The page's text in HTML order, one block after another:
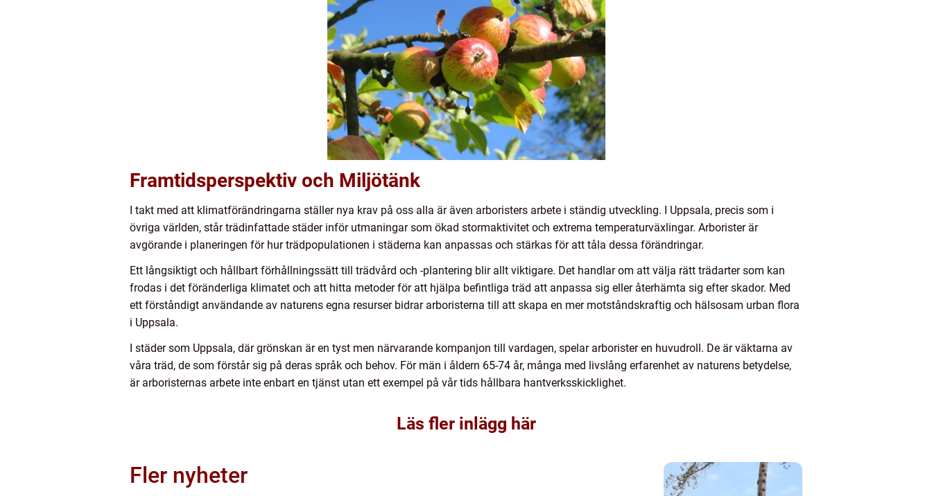
Framtidsperspektiv och Miljötänk
I takt med att klimatförändringarna ställer nya krav på oss alla är även arboristers arbete i ständig utveckling. I Uppsala, precis som i
övriga världen, står trädinfattade städer inför utmaningar som ökad stormaktivitet och extrema temperaturväxlingar. Arborister är
avgörande i planeringen för hur trädpopulationen i städerna kan anpassas och stärkas för att tåla dessa förändringar.
Ett långsiktigt och hållbart förhållningssätt till trädvård och -plantering blir allt viktigare. Det handlar om att välja rätt trädarter som kan
frodas i det föränderliga klimatet och att hitta metoder för att hjälpa befintliga träd att anpassa sig eller återhämta sig efter skador. Med
ett förståndigt användande av naturens egna resurser bidrar arboristerna till att skapa en mer motståndskraftig och hälsosam urban flora
i Uppsala.
I städer som Uppsala, där grönskan är en tyst men närvarande kompanjon till vardagen, spelar arborister en huvudroll. De är väktarna av
våra träd, de som förstår sig på deras språk och behov. För män i åldern 65-74 år, många med livslång erfarenhet av naturens betydelse,
är arboristernas arbete inte enbart en tjänst utan ett exempel på vår tids hållbara hantverksskicklighet.
Läs fler inlägg här
Fler nyheter